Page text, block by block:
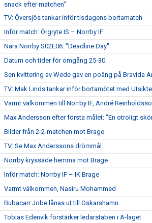
snack efter matchen"
TV: Översjös tankar inför tisdagens bortamatch
Inför match: Örgryte IS – Norrby IF
Nära Norrby S02E06: "Deadline Day"
Datum och tider för omgång 25-30
Sen kvittering av Wede gav en poäng på Bravida
TV: Mak Linds tankar inför bortamötet med
Varmt välkommen till Norrby IF, André
Max Andersson efter första målet: "En otroligt
Bilder från 2-2-matchen mot Brage
TV: Se Max Anderssons drömmål
Norrby kryssade hemma mot Brage
Inför match: Norrby IF – IK Brage
Varmt välkommen, Nasiru Mohammed
Bubacarr Jobe lånas ut till Oskarshamn
Tobias Edenvik förstärker ledarstaben i A-laget